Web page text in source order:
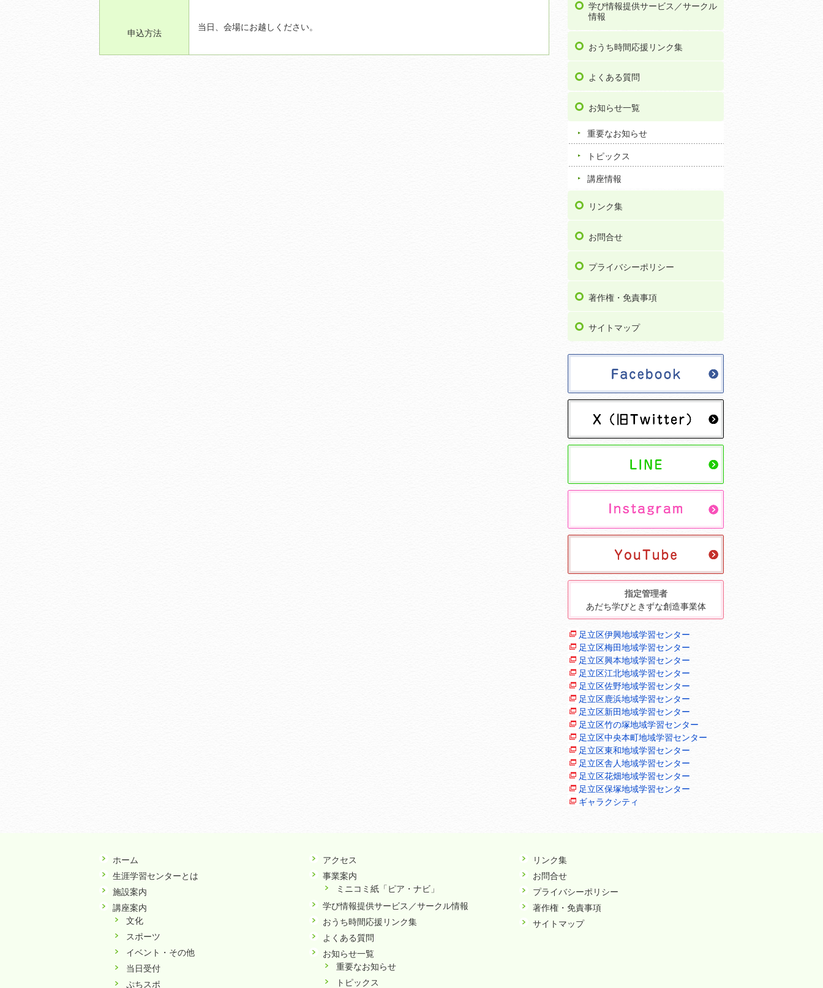
申込方法
当日、会場にお越しください。
学び情報提供サービス／サークル
情報
おうち時間応援リンク集
よくある質問
お知らせ一覧
重要なお知らせ
トピックス
講座情報
リンク集
お問合せ
プライバシーポリシー
著作権・免責事項
サイトマップ
指定管理者
あだち学びときずな創造事業体
足立区伊興地域学習センター
足立区梅田地域学習センター
足立区興本地域学習センター
足立区江北地域学習センター
足立区佐野地域学習センター
足立区鹿浜地域学習センター
足立区新田地域学習センター
足立区竹の塚地域学習センター
足立区中央本町地域学習センター
足立区東和地域学習センター
足立区舎人地域学習センター
足立区花畑地域学習センター
足立区保塚地域学習センター
ギャラクシティ
ホーム
生涯学習センターとは
施設案内
講座案内
文化
スポーツ
イベント・その他
当日受付
ぷちスポ
アクセス
事業案内
ミニコミ紙「ピア・ナビ」
学び情報提供サービス／サークル情報
おうち時間応援リンク集
よくある質問
お知らせ一覧
重要なお知らせ
トピックス
リンク集
お問合せ
プライバシーポリシー
著作権・免責事項
サイトマップ